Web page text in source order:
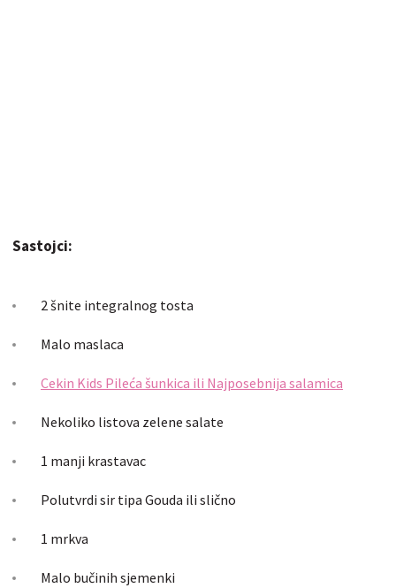
Sastojci:
2 šnite integralnog tosta
Malo maslaca
Cekin Kids Pileća šunkica ili Najposebnija salamica
Nekoliko listova zelene salate
1 manji krastavac
Polutvrdi sir tipa Gouda ili slično
1 mrkva
Malo bučinih sjemenki